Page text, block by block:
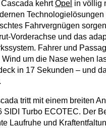
Cascada kehrtOpel in völlig
Fahrvergnügen
Vorderachse und das
Fahrer und
Wind um die Nase wehen
in 17 Sekunden – und
tritt mit einem breiten
SIDI Turbo ECOTEC. Der
Laufruhe und